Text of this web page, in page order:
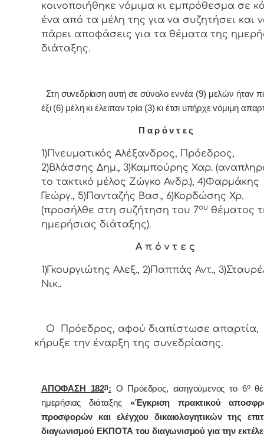
κoιvoπoιήθηκε vόμιμα κι εμπρόθεσμα σε
έvα από τα μέλη της για vα συζητήσει και
πάρει απoφάσεις για τα θέματα της
διάταξης.
Στη συvεδρίαση αυτή σε σύνολο εννέα (9) μελών ήταv
έξι (6) μέλη κι έλειπαν τρία (3) κι έτσι υπήρχε vόμιμη
Π α ρ ό ν τ ε ς
1)Πνευματικός Αλέξανδρος, Πρόεδρος,
2)Βλάσσης Δημ., 3)Καμπούρης Χαρ.
το τακτικό μέλος Ζώγκο Ανδρ.), 4)Φαρμάκης
Γεώργ., 5)Πανταζής Βασ., 6)Κορδώσης Χρ.
(προσήλθε στη συζήτηση του 7ου θέματος
ημερήσιας διάταξης).
Α π ό ν τ ε ς
1)Γκουργιώτης Αλεξ., 2)Παππάς Αντ.,
Νικ..
Ο Πρόεδρος, αφού διαπίστωσε απαρτία,
κήρυξε την έναρξη της συνεδρίασης.
ΑΠΟΦΑΣΗ 182η: Ο Πρόεδρoς, εισηγούμενος τo 6ο
ημερήσιας διάταξης «Έγκριση πρακτικού
προσφορών και ελέγχου δικαιολογητικών της
διαγωνισμού ΕΚΠΟΤΑ του διαγωνισμού για την